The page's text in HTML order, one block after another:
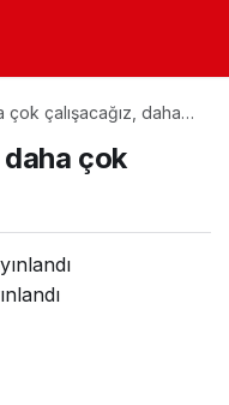
çok çalışacağız, daha
daha çok